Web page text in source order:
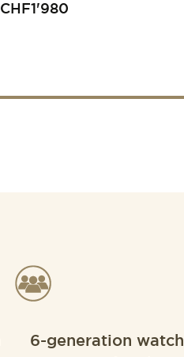
CHF1'980
6-generation